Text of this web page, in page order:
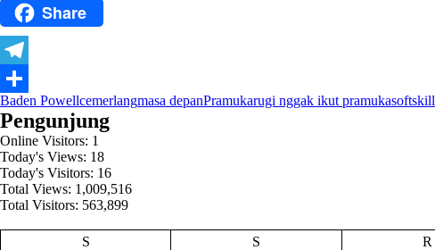
WhatsAppShare
Telegram
Share
Baden Powellcemerlangmasa depanPramukarugi nggak ikut pramukasoftskill
Pengunjung
Online Visitors: 1
Today's Views: 18
Today's Visitors: 16
Total Views: 1,009,516
Total Visitors: 563,899
S
S R